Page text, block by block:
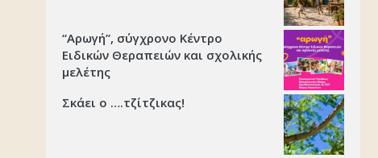
“Αρωγή”, σύγχρονο Κέντρο
Ειδικών Θεραπειών και σχολικής
μελέτης
Σκάει ο ….τζίτζικας!